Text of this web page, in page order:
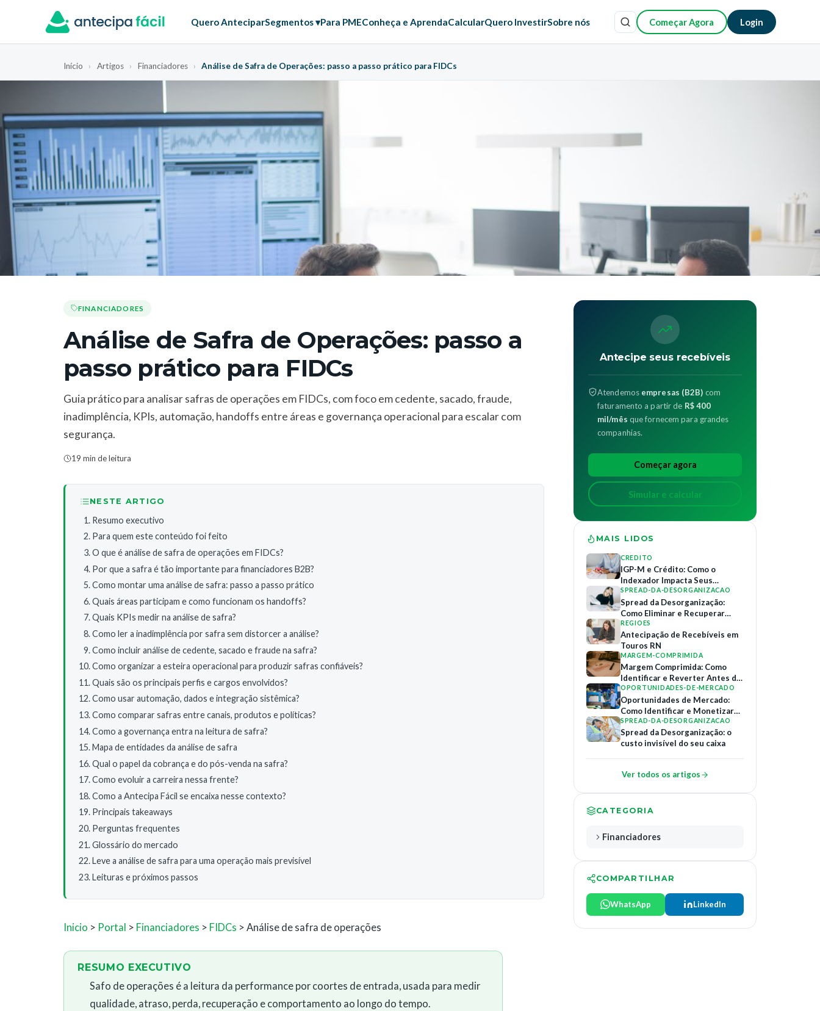
Quero AnteciparSegmentos ▾Para PMEConheça e AprendaCalcularQuero InvestirSobre nós Começar Agora Login
Início › Artigos › Financiadores › Análise de Safra de Operações: passo a passo prático para FIDCs
FINANCIADORES
Análise de Safra de Operações: passo a
passo prático para FIDCs
Guia prático para analisar safras de operações em FIDCs, com foco em cedente, sacado, fraude,
inadimplência, KPIs, automação, handoffs entre áreas e governança operacional para escalar com
segurança.
19 min de leitura
NESTE ARTIGO
Resumo executivo
Para quem este conteúdo foi feito
O que é análise de safra de operações em FIDCs?
Por que a safra é tão importante para financiadores B2B?
Como montar uma análise de safra: passo a passo prático
Quais áreas participam e como funcionam os handoffs?
Quais KPIs medir na análise de safra?
Como ler a inadimplência por safra sem distorcer a análise?
Como incluir análise de cedente, sacado e fraude na safra?
Como organizar a esteira operacional para produzir safras confiáveis?
Quais são os principais perfis e cargos envolvidos?
Como usar automação, dados e integração sistêmica?
Como comparar safras entre canais, produtos e políticas?
Como a governança entra na leitura de safra?
Mapa de entidades da análise de safra
Qual o papel da cobrança e do pós-venda na safra?
Como evoluir a carreira nessa frente?
Como a Antecipa Fácil se encaixa nesse contexto?
Principais takeaways
Perguntas frequentes
Glossário do mercado
Leve a análise de safra para uma operação mais previsível
Leituras e próximos passos
Inicio > Portal > Financiadores > FIDCs > Análise de safra de operações
RESUMO EXECUTIVO
Safo de operações é a leitura da performance por coortes de entrada, usada para medir
qualidade, atraso, perda, recuperação e comportamento ao longo do tempo.
Antecipe seus recebíveis
Atendemos empresas (B2B) com
faturamento a partir de R$ 400
mil/mês que fornecem para grandes
companhias.
Começar agora
Simular e calcular
MAIS LIDOS
CREDITO
IGP-M e Crédito: Como o
Indexador Impacta Seus
Contratos de Financiamento
SPREAD-DA-DESORGANIZACAO
Spread da Desorganização:
Como Eliminar e Recuperar
Margem
REGIOES
Antecipação de Recebíveis em
Touros RN
MARGEM-COMPRIMIDA
Margem Comprimida: Como
Identificar e Reverter Antes do
Colapso
OPORTUNIDADES-DE-MERCADO
Oportunidades de Mercado:
Como Identificar e Monetizar
Relações B2B
SPREAD-DA-DESORGANIZACAO
Spread da Desorganização: o
custo invisível do seu caixa
Ver todos os artigos
CATEGORIA
Financiadores
COMPARTILHAR
WhatsApp LinkedIn